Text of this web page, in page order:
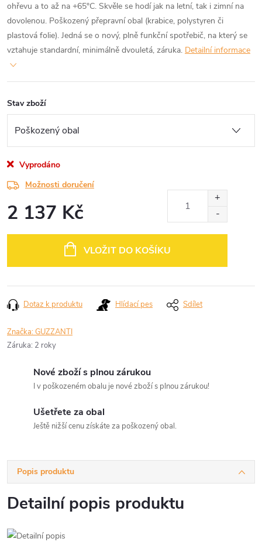
ohřevu a to až na +65°C. Skvěle se hodí jak na letní, tak i zimní na
dovolenou. Poškozený přepravní obal (krabice, polystyren či
plastová folie). Jedná se o nový, plně funkční spotřebič, na který se
vztahuje standardní, minimálně dvouletá, záruka. Detailní informace
Stav zboží
Vyprodáno
Možnosti doručení
2 137 Kč
VLOŽIT DO KOŠÍKU
Dotaz k produktu Hlídací pes Sdílet
Značka:GUZZANTI
Záruka: 2 roky
Nové zboží s plnou zárukou
I v poškozeném obalu je nové zboží s plnou zárukou!
Ušetřete za obal
Ještě nižší cenu získáte za poškozený obal.
Popis produktu
Detailní popis produktu